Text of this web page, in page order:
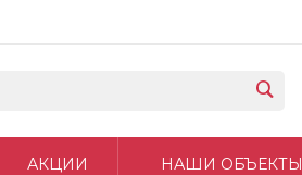
АКЦИИ НАШИ ОБЪЕКТЫ